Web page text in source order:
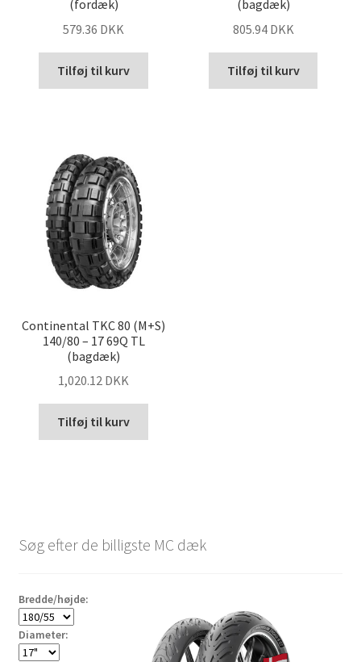
(fordæk)
579.36 DKK
Tilføj til kurv
(bagdæk)
805.94 DKK
Tilføj til kurv
Continental TKC 80 (M+S)
140/80 – 17 69Q TL
(bagdæk)
1,020.12 DKK
Tilføj til kurv
Søg efter de billigste MC dæk
Bredde/højde:
Diameter: